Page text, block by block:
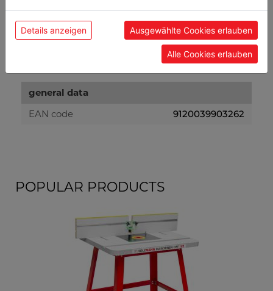
packaging height in mm
330
packaging width in mm
390
530
general data
EAN code
9120039903262
POPULAR PRODUCTS
Details anzeigen Ausgewählte Cookies erlauben
Alle Cookies erlauben